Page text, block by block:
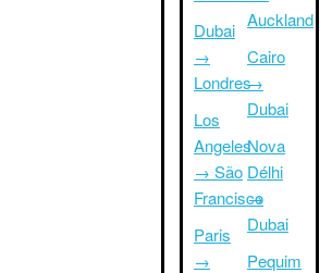
Dubai
→
Londres
Los
Angeles
→ São
Francisco
Paris
→
Auckland
Cairo
→
Dubai
Nova
Délhi
→
Dubai
Pequim